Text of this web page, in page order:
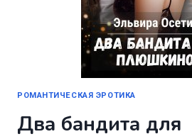
РОМАНТИЧЕСКАЯ ЭРОТИКА
Два бандита для